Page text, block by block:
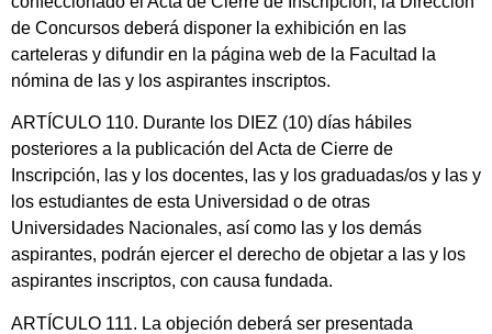
de Concursos deberá disponer la exhibición en las
carteleras y difundir en la página web de la Facultad la
nómina de las y los aspirantes inscriptos.
ARTÍCULO 110. Durante los DIEZ (10) días hábiles
posteriores a la publicación del Acta de Cierre de
Inscripción, las y los docentes, las y los graduadas/os y las y
los estudiantes de esta Universidad o de otras
Universidades Nacionales, así como las y los demás
aspirantes, podrán ejercer el derecho de objetar a las y los
aspirantes inscriptos, con causa fundada.
ARTÍCULO 111. La objeción deberá ser presentada